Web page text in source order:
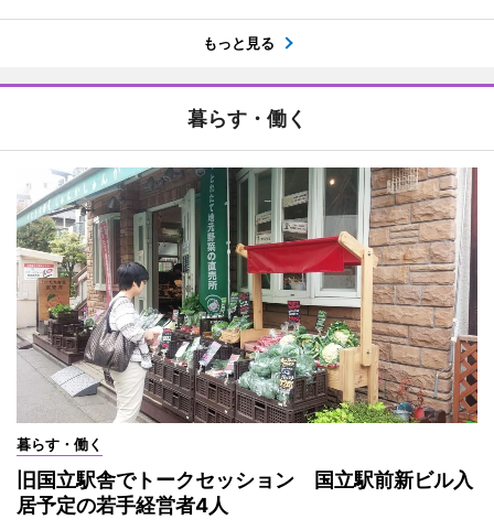
もっと見る
暮らす・働く
暮らす・働く
旧国立駅舎でトークセッション 国立駅前新ビル入
居予定の若手経営者4人